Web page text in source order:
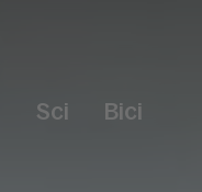
Sci Bici